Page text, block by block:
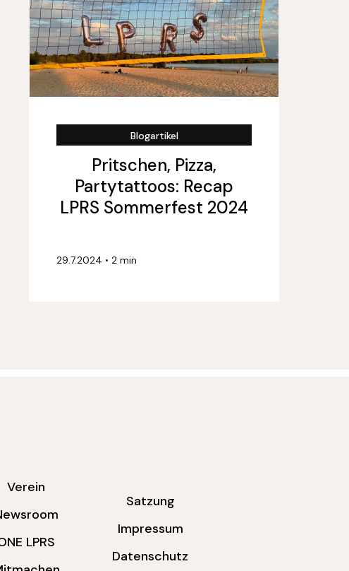
Blogartikel
Pritschen, Pizza,
Partytattoos: Recap
LPRS Sommerfest 2024
29.7.2024 • 2 min
Verein
LPRS
Satzung
Impressum
Datenschutz